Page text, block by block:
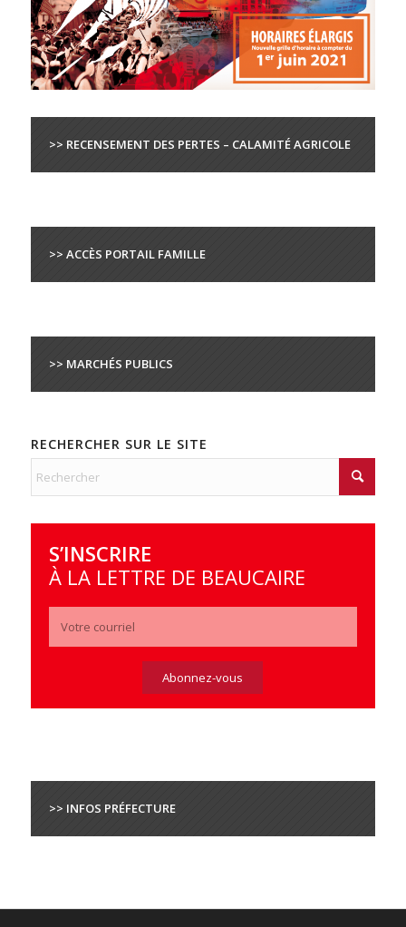
>> RECENSEMENT DES PERTES – CALAMITÉ AGRICOLE
>> ACCÈS PORTAIL FAMILLE
>> MARCHÉS PUBLICS
RECHERCHER SUR LE SITE
S’INSCRIRE
À LA LETTRE DE BEAUCAIRE
>> INFOS PRÉFECTURE